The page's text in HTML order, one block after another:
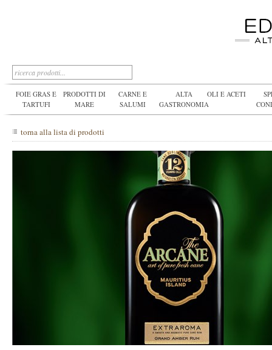
FOIE GRAS E
TARTUFI
PRODOTTI DI
MARE
CARNE E
SALUMI
ALTA
GASTRONOMIA
OLI E ACETI
torna alla lista di prodotti